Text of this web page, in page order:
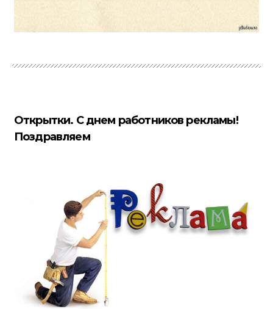
Открытки. С днем работников рекламы!
Поздравляем